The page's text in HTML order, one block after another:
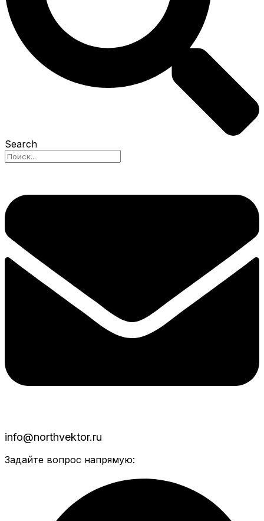
Search
info@northvektor.ru
Задайте вопрос напрямую: